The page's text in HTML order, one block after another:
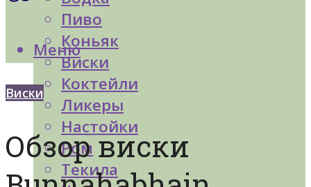
Пиво
Коньяк
Виски
Коктейли
Ликеры
Настойки
Ром
Текила
Меню
Виски
Обзор виски